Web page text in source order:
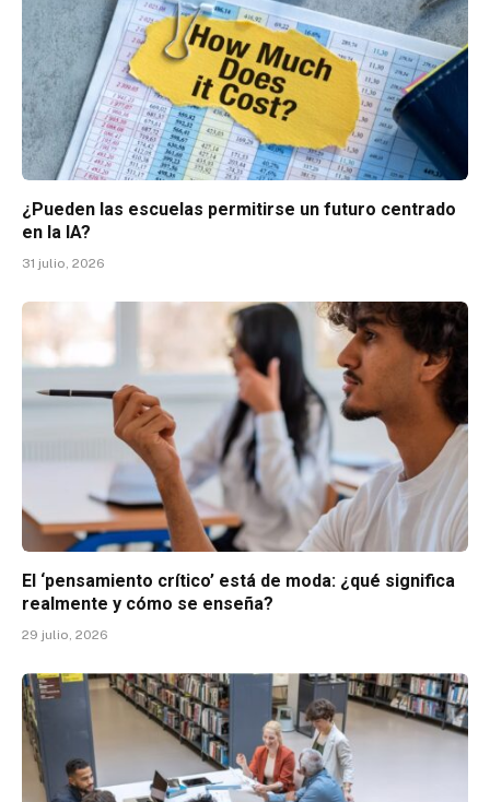
¿Pueden las escuelas permitirse un futuro centrado
en la IA?
31 julio, 2026
El ‘pensamiento crítico’ está de moda: ¿qué significa
realmente y cómo se enseña?
29 julio, 2026